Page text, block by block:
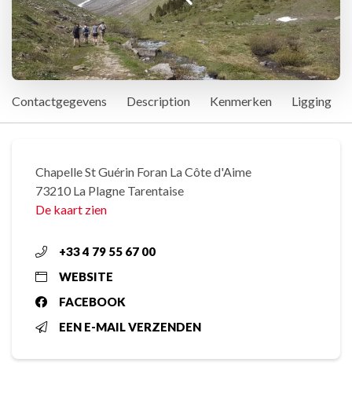
Contactgegevens Description Kenmerken Ligging
Chapelle St Guérin Foran La Côte d'Aime
73210 La Plagne Tarentaise
De kaart zien
+33 4 79 55 67 00
WEBSITE
FACEBOOK
EEN E-MAIL VERZENDEN